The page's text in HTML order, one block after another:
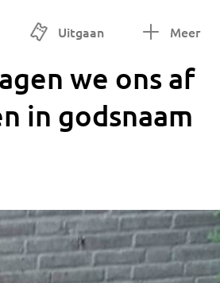
Uitgaan Meer
we ons af
in godsnaam